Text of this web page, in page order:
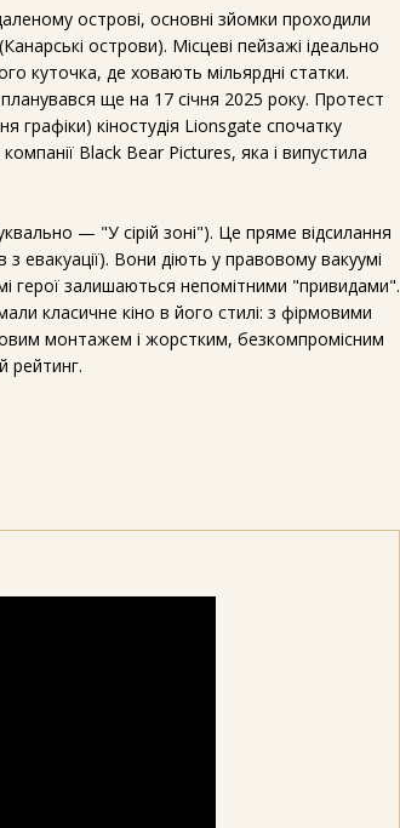
острові, основні зйомки проходили
острови). Місцеві пейзажі ідеально
куточка, де ховають мільярдні статки.
ще на 17 січня 2025 року. Протест
кіностудія Lionsgate спочатку
Black Bear Pictures, яка і випустила
— "У сірій зоні"). Це пряме відсилання
з евакуації). Вони діють у правовому вакуумі
герої залишаються непомітними "привидами".
класичне кіно в його стилі: з фірмовими
монтажем і жорстким, безкомпромісним
рейтинг.